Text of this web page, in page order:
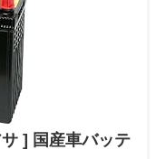
] 国産車バッテ